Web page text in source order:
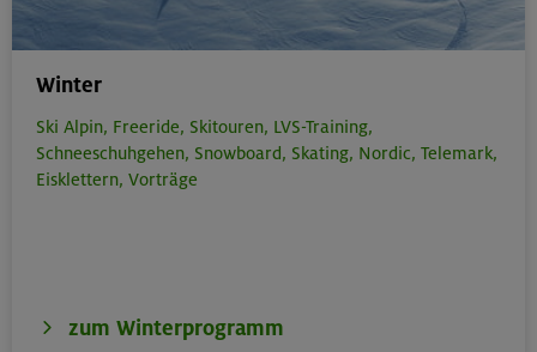
Winter
Ski Alpin, Freeride, Skitouren, LVS-Training,
Schneeschuhgehen, Snowboard, Skating, Nordic, Telemark,
Eisklettern, Vorträge
zum Winterprogramm